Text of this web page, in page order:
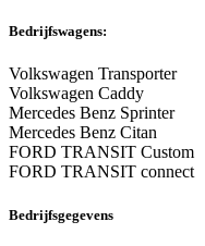
Bedrijfswagens:
Volkswagen Transporter
Volkswagen Caddy
Mercedes Benz Sprinter
Mercedes Benz Citan
FORD TRANSIT Custom
FORD TRANSIT connect
Bedrijfsgegevens